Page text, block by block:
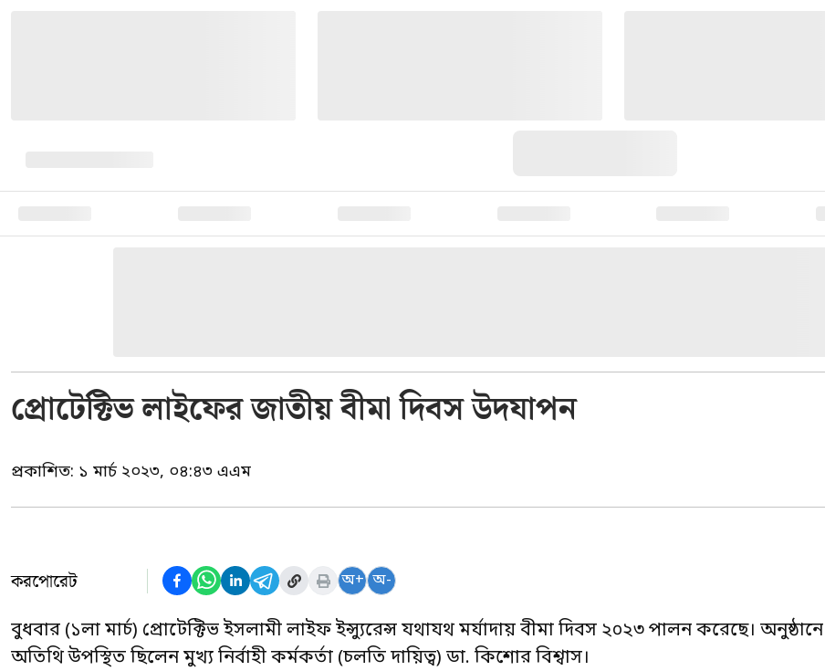
প্রোটেক্টিভ লাইফের জাতীয় বীমা দিবস উদযাপন
প্রকাশিত: ১ মার্চ ২০২৩, ০৪:৪৩ এএম
করপোরেট অ+ অ-
বুধবার (১লা মার্চ) প্রোটেক্টিভ ইসলামী লাইফ ইন্স্যুরেন্স যথাযথ মর্যাদায় বীমা দিবস ২০২৩ পালন করেছে। অনুষ্ঠানে
অতিথি উপস্থিত ছিলেন মুখ্য নির্বাহী কর্মকর্তা (চলতি দায়িত্ব) ডা. কিশোর বিশ্বাস।